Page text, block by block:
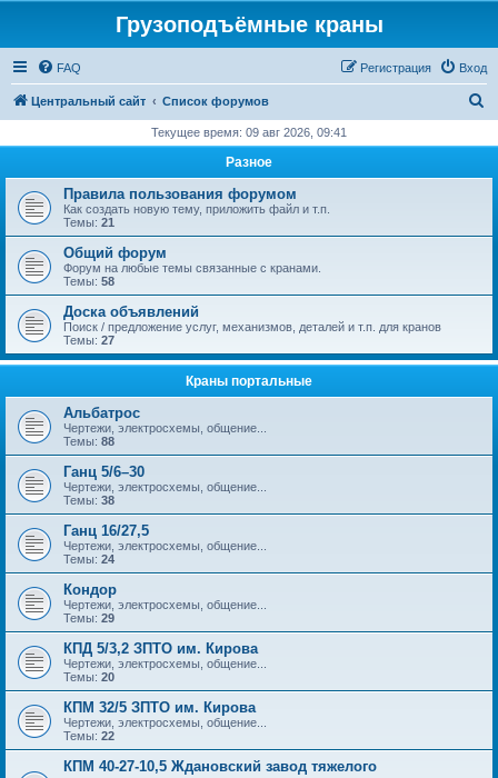
Грузоподъёмные краны
FAQ Вход
Регистрация
Центральный сайт Список форумов
с
Текущее время: 09 авг 2026, 09:41
Разное
Правила пользования форумом
Как создать новую тему, приложить файл и т.п.
Темы: 21
Общий форум
Форум на любые темы связанные с кранами.
Темы: 58
Доска объявлений
Поиск / предложение услуг, механизмов, деталей и т.п. для кранов
Темы: 27
Краны портальные
Альбатрос
Чертежи, электросхемы, общение...
Темы: 88
Ганц 5/6–30
Чертежи, электросхемы, общение...
Темы: 38
Ганц 16/27,5
Чертежи, электросхемы, общение...
Темы: 24
Кондор
Чертежи, электросхемы, общение...
Темы: 29
КПД 5/3,2 ЗПТО им. Кирова
Чертежи, электросхемы, общение...
Темы: 20
КПМ 32/5 ЗПТО им. Кирова
Чертежи, электросхемы, общение...
Темы: 22
КПМ 40-27-10,5 Ждановский завод тяжелого